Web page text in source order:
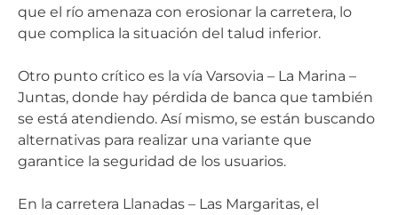
que el río amenaza con erosionar la carretera, lo
que complica la situación del talud inferior.
Otro punto crítico es la vía Varsovia – La Marina –
Juntas, donde hay pérdida de banca que también
se está atendiendo. Así mismo, se están buscando
alternativas para realizar una variante que
garantice la seguridad de los usuarios.
En la carretera Llanadas – Las Margaritas, el